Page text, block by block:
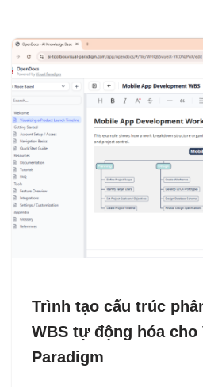
Trình tạo cấu trúc
WBS tự động hóa cho
Paradigm